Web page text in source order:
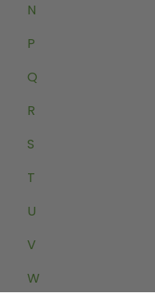
N
P
Q
R
S
T
U
V
W